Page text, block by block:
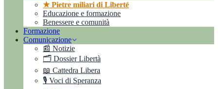
★ Pietre miliari di Liberté
Educazione e formazione
Benessere e comunità
Formazione
Comunicazione
📰 Notizie
🗂️ Dossier Libertà
📖 Cattedra Libera
🎙️ Voci di Speranza